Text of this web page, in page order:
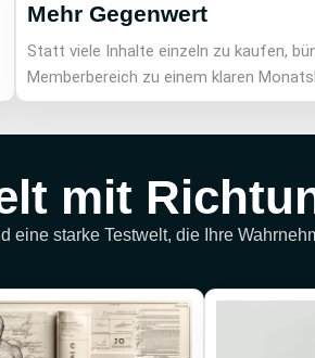
Mehr Gegenwert
Statt viele Inhalte einzeln zu kaufen,
Memberbereich zu einem klaren
mit
eine starke Testwelt, die Ihre